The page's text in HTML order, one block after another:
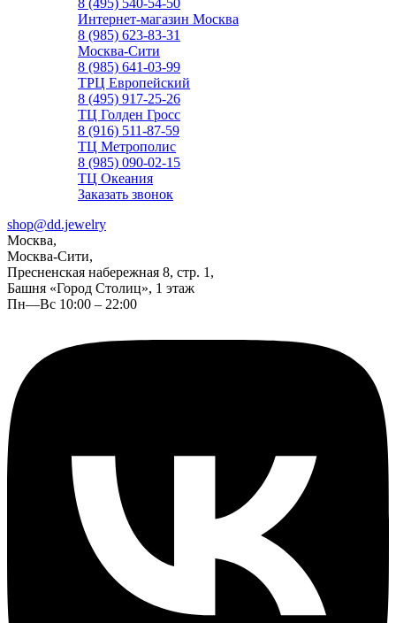
8 (495) 540-54-50
Интернет-магазин Москва
8 (985) 623-83-31
Москва-Сити
8 (985) 641-03-99
ТРЦ Европейский
8 (495) 917-25-26
ТЦ Голден Гросс
8 (916) 511-87-59
ТЦ Метрополис
8 (985) 090-02-15
ТЦ Океания
Заказать звонок
shop@dd.jewelry
Москва,
Москва-Сити,
Пресненская набережная 8, стр. 1,
Башня «Город Столиц», 1 этаж
Пн—Вс 10:00 – 22:00